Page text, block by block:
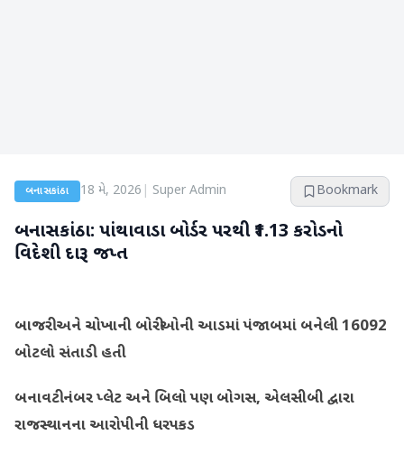
બનાસકાંઠા 18 મે, 2026 Super Admin Bookmark
બનાસકાંઠા: પાંથાવાડા બોર્ડર પરથી ₹1.13 કરોડનો
વિદેશી દારૂ જપ્ત
બાજરી અને ચોખાની બોરીઓની આડમાં પંજાબમાં બનેલી 16092
બોટલો સંતાડી હતી
બનાવટી નંબર પ્લેટ અને બિલો પણ બોગસ, એલસીબી દ્વારા
રાજસ્થાનના આરોપીની ધરપકડ